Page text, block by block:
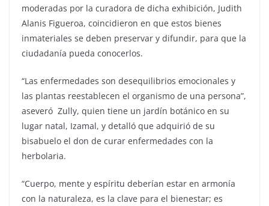
moderadas por la curadora de dicha exhibición, Judith
Alanis Figueroa, coincidieron en que estos bienes
inmateriales se deben preservar y difundir, para que la
ciudadanía pueda conocerlos.
“Las enfermedades son desequilibrios emocionales y
las plantas reestablecen el organismo de una persona”,
aseveró Zully, quien tiene un jardín botánico en su
lugar natal, Izamal, y detalló que adquirió de su
bisabuelo el don de curar enfermedades con la
herbolaria.
“Cuerpo, mente y espíritu deberían estar en armonía
con la naturaleza, es la clave para el bienestar; es